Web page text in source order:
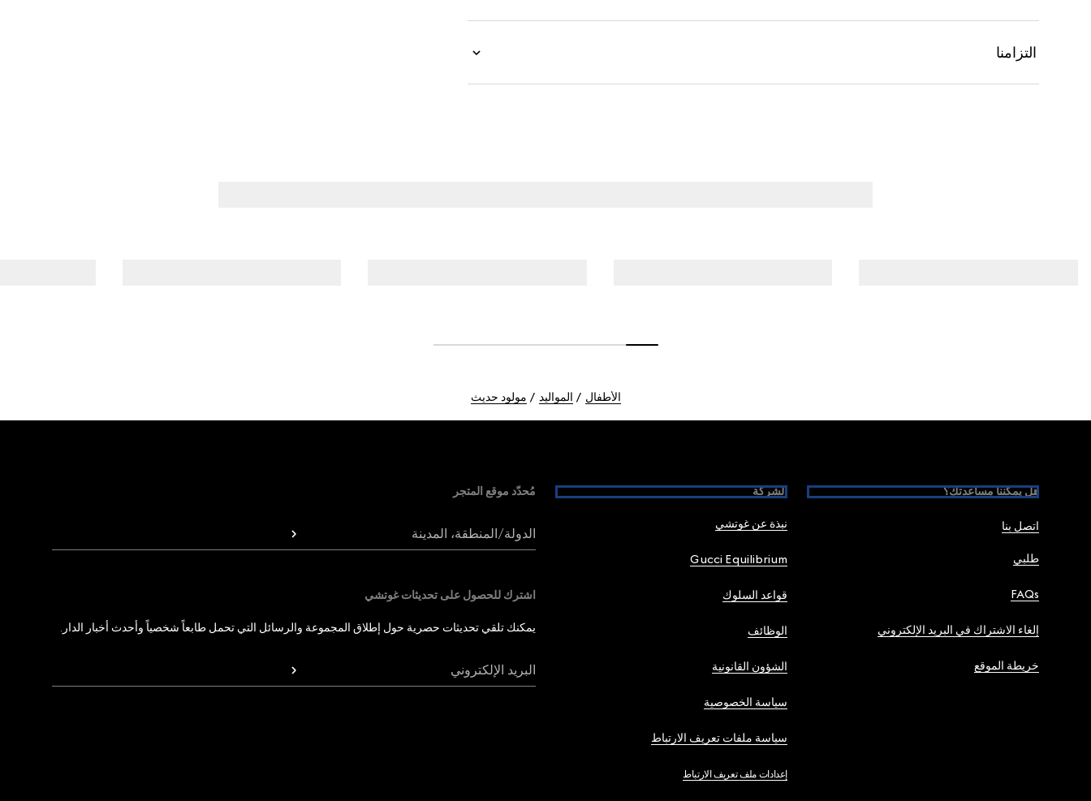
التزامنا
الأطفال المواليد مولود حديث
هل يمكننا مساعدتك؟
اتصل بنا
طلبي
FAQs
إلغاء الاشتراك في البريد الإلكتروني
خريطة الموقع
الشركة
نبذة عن غوتشي
Gucci Equilibrium
قواعد السلوك
الوظائف
الشؤون القانونية
سياسة الخصوصية
سياسة ملفات تعريف الارتباط
إعدادات ملف تعريف الارتباط
مُحدّد موقع المتجر
الدولة/المنطقة، المدينة
اشترك للحصول على تحديثات غوتشي
يمكنك تلقي تحديثات حصرية حول إطلاق المجموعة والرسائل التي تحمل طابعاً شخصياً وأحدث أخبار الدار.
البريد الإلكتروني